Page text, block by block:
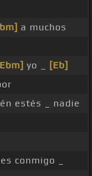
a muchos
yo _
[Eb]
estés _ nadie
conmigo _